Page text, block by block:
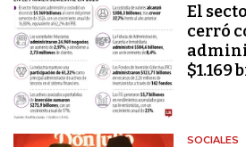
El
cerró
$1.169
SOCIALES